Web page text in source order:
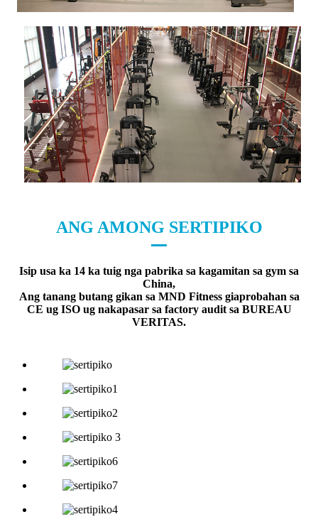
ANG AMONG SERTIPIKO
Isip usa ka 14 ka tuig nga pabrika sa kagamitan sa gym sa
China,
Ang tanang butang gikan sa MND Fitness giaprobahan sa
CE ug ISO ug nakapasar sa factory audit sa BUREAU
VERITAS.